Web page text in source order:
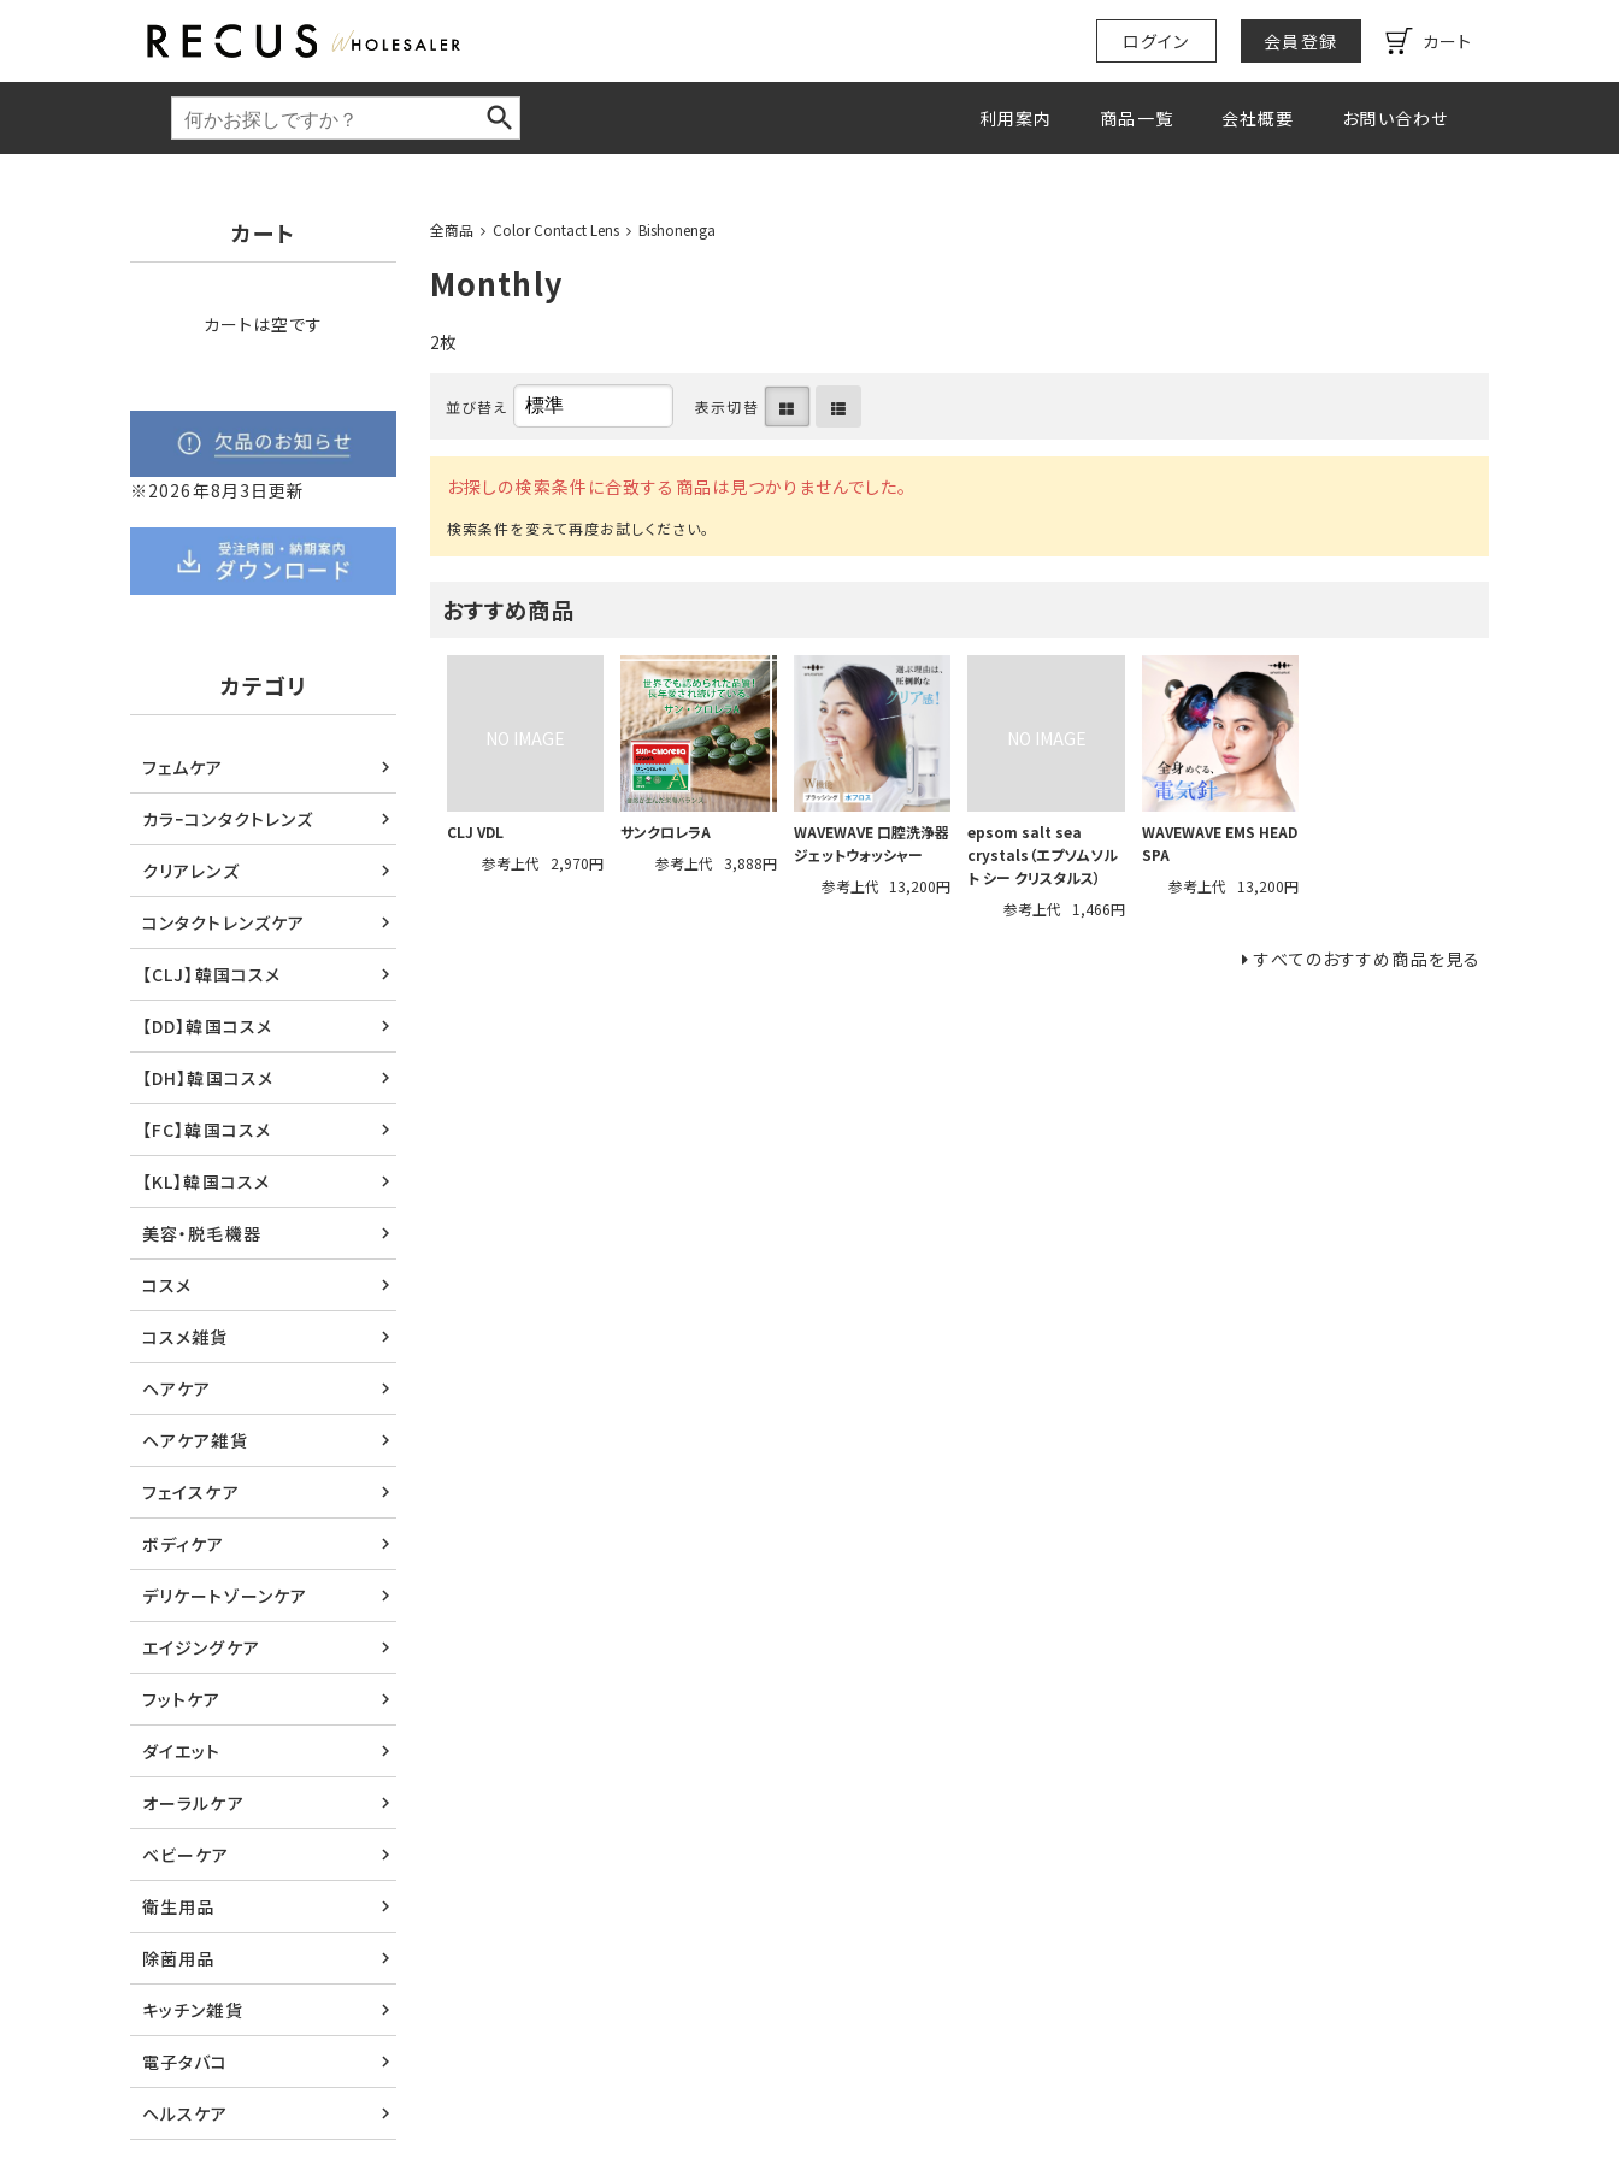
ログイン 会員登録 カート
利用案内 商品一覧 会社概要 お問い合わせ
全商品 Color Contact Lens Bishonenga
Monthly
2枚
並び替え 表示切替
お探しの検索条件に合致する商品は見つかりませんでした。
おすすめ商品
CLJ VDL
参考上代
2,970円
サンクロレラA
参考上代
3,888円
WAVEWAVE 口腔洗浄器
ジェットウォッシャー
参考上代 13,200円
epsom salt sea
crystals（エプソムソル
ト シー クリスタルス）
参考上代
1,466円
WAVEWAVE EMS HEAD
SPA
参考上代
13,200円
すべてのおすすめ商品を見る
カート
カートは空です
※2026年8月3日更新
カテゴリ
フェムケア
カラｰコンタクトレンズ
クリアレンズ
コンタクトレンズケア
【CLJ】韓国コスメ
【DD】韓国コスメ
【DH】韓国コスメ
【FC】韓国コスメ
【KL】韓国コスメ
美容・脱毛機器
コスメ
コスメ雑貨
ヘアケア
ヘアケア雑貨
フェイスケア
ボディケア
デリケートゾーンケア
エイジングケア
フットケア
ダイエット
オーラルケア
ベビーケア
衛生用品
除菌用品
キッチン雑貨
電子タバコ
ヘルスケア